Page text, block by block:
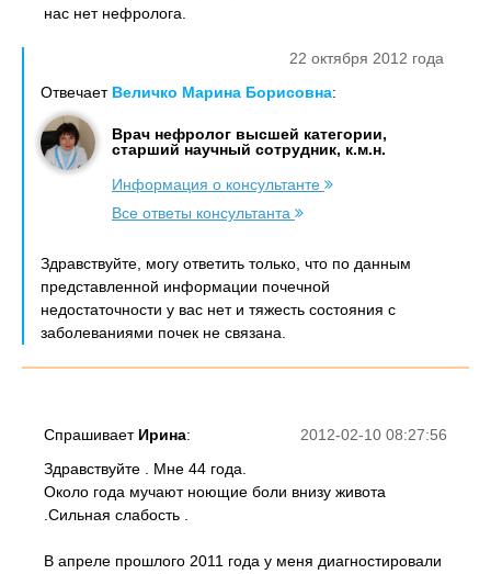
нас нет нефролога.
22 октября 2012 года
Отвечает Величко Марина Борисовна:
Врач нефролог высшей категории,
старший научный сотрудник, к.м.н.
Информация о консультанте
Все ответы консультанта
Здравствуйте, могу ответить только, что по данным
представленной информации почечной
недостаточности у вас нет и тяжесть состояния с
заболеваниями почек не связана.
2012-02-10 08:27:56
Спрашивает Ирина:
Здравствуйте . Мне 44 года.
Около года мучают ноющие боли внизу живота
.Сильная слабость .
В апреле прошлого 2011 года у меня диагностировали